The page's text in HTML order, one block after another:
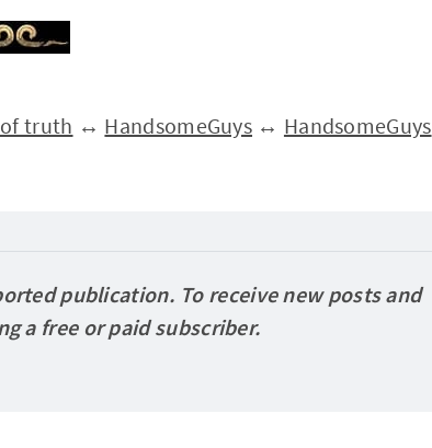
truth ↔ HandsomeGuys ↔ HandsomeGuys
publication. To receive new posts and
a free or paid subscriber.